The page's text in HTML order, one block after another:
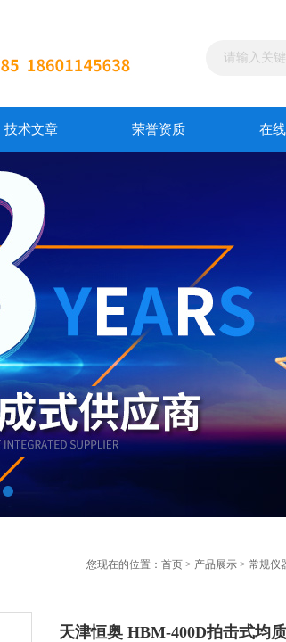
技术文章 荣誉资质 在
您现在的位置： 首页 > 产品展示 > 常规仪
天津恒奥 HBM-400D拍击式均